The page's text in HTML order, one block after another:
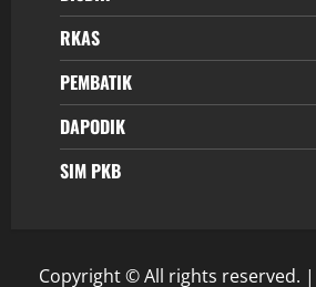
RKAS
PEMBATIK
DAPODIK
SIM PKB
Copyright © All rights reserved. |